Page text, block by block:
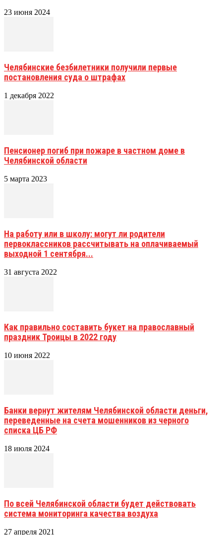
23 июня 2024
Челябинские безбилетники получили первые
постановления суда о штрафах
1 декабря 2022
Пенсионер погиб при пожаре в частном доме в
Челябинской области
5 марта 2023
На работу или в школу: могут ли родители
первоклассников рассчитывать на оплачиваемый
выходной 1 сентября...
31 августа 2022
Как правильно составить букет на православный
праздник Троицы в 2022 году
10 июня 2022
Банки вернут жителям Челябинской области деньги,
переведенные на счета мошенников из черного
списка ЦБ РФ
18 июля 2024
По всей Челябинской области будет действовать
система мониторинга качества воздуха
27 апреля 2021